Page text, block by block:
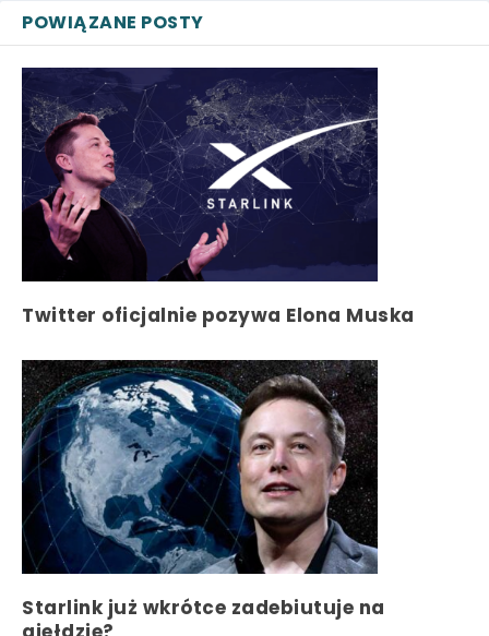
POWIĄZANE POSTY
Twitter oficjalnie pozywa Elona Muska
Starlink już wkrótce zadebiutuje na